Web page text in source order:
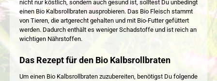
nicht nur köstlich, sondern auch gesund ist, solltest Du unbedingt
einen Bio Kalbsrollbraten ausprobieren. Das Bio Fleisch stammt
von Tieren, die artgerecht gehalten und mit Bio-Futter gefüttert
werden. Dadurch enthält es weniger Schadstoffe und ist reich an
wichtigen Nährstoffen.
Das Rezept für den Bio Kalbsrollbraten
Um einen Bio Kalbsrollbraten zuzubereiten, benötigst Du folgende